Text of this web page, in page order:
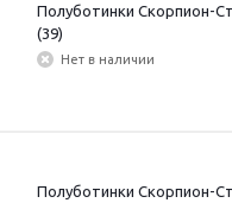
Полуботинки Скорпион-
(39)
Нет в наличии
Полуботинки Скорпион-